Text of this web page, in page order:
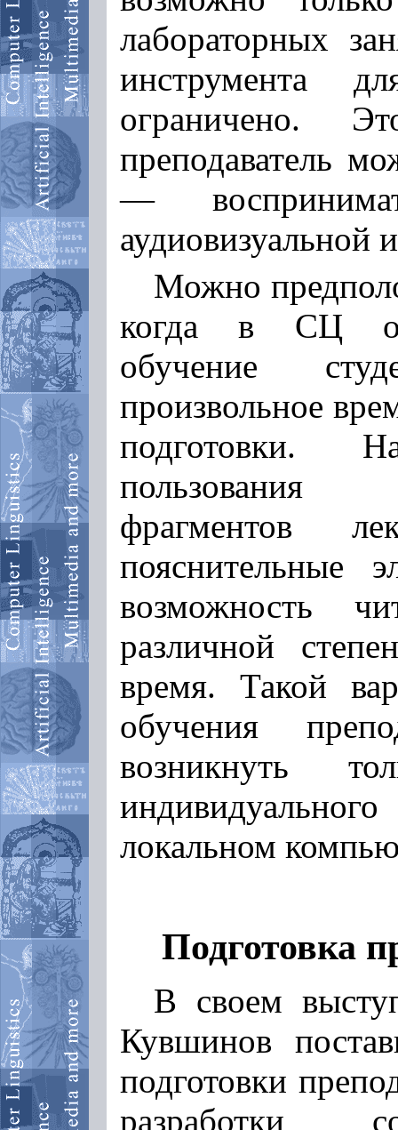
лабораторных
инструмента
ограничено.
преподаватель
—
аудиовизуальной
Можно
когда в СЦ
обучение
произвольное
подготовки.
пользования
фрагментов
пояснительные
возможность
различной
время. Такой
обучения
возникнуть
локальном
Подготовка
В своем
Кувшинов
подготовки
разработки